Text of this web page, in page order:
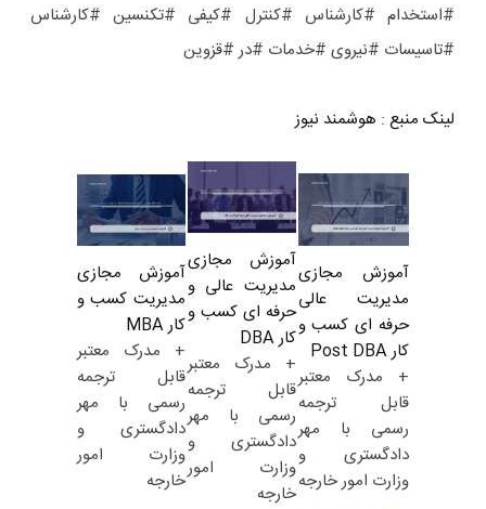
#استخدام #کارشناس #کنترل #کیفی #تکنسین #کارشناس
#تاسیسات #نیروی #خدمات #در #قزوین
لینک منبع : هوشمند نیوز
آموزش مجازی
مدیریت عالی
حرفه ای کسب و
کار Post DBA
+ مدرک معتبر
قابل ترجمه
رسمی با مهر
دادگستری و
وزارت امور خارجه
آموزش مجازی
مدیریت عالی و
حرفه ای کسب و
کار DBA
+ مدرک معتبر
قابل ترجمه
رسمی با مهر
دادگستری و
وزارت امور
خارجه
آموزش مجازی
مدیریت کسب و
کار MBA
+ مدرک معتبر
قابل ترجمه
رسمی با مهر
دادگستری و
وزارت امور
خارجه